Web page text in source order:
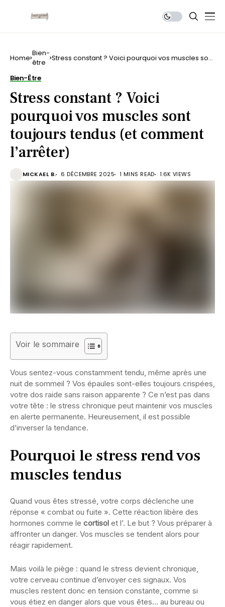
Home Bien-
être
Stress constant ? Voici pourquoi vos muscles sont
Bien-Être
Stress constant ? Voici
pourquoi vos muscles sont
toujours tendus (et comment
l’arrêter)
MICKAEL B. 6 DÉCEMBRE 2025 1 MINS READ 1.6K VIEWS
Voir le sommaire
Vous sentez-vous constamment tendu, même après une
nuit de sommeil ? Vos épaules sont-elles toujours crispées,
votre dos raide sans raison apparente ? Ce n’est pas dans
votre tête : le stress chronique peut maintenir vos muscles
en alerte permanente. Heureusement, il est possible
d’inverser la tendance.
Pourquoi le stress rend vos
muscles tendus
Quand vous êtes stressé, votre corps déclenche une
réponse « combat ou fuite ». Cette réaction libère des
hormones comme le cortisol et l’. Le but ? Vous préparer à
affronter un danger. Vos muscles se tendent alors pour
réagir rapidement.
Mais voilà le piège : quand le stress devient chronique,
votre cerveau continue d’envoyer ces signaux. Vos
muscles restent donc en tension constante, comme si
vous étiez en danger alors que vous êtes… au bureau ou